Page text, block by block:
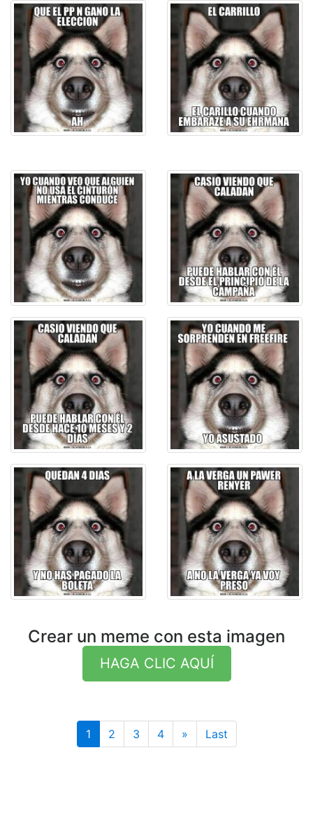
Crear un meme con esta imagen
HAGA CLIC AQUÍ
1 2 3 4 »LastLast